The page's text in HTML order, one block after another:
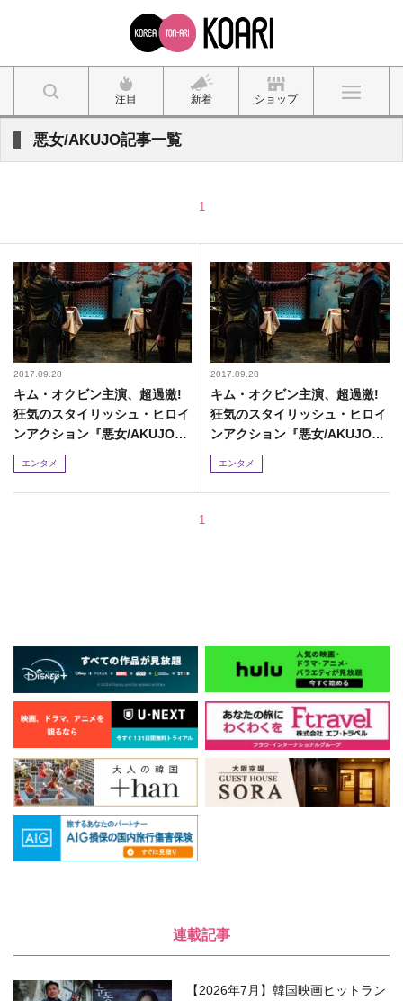
注目 新着 ショップ
悪女/AKUJO記事一覧
1
2017.09.28
キム・オクビン主​演、超過激!
狂気のスタイリッシュ・ヒロイ​
ンアクション『悪女/AKUJO』
日本公開​&邦題決定!
エンタメ
2017.09.28
キム・オクビン主​演、超過激!
狂気のスタイリッシュ・ヒロイ​
ンアクション『悪女/AKUJO』
日本公開​&邦題決定!
エンタメ
1
連載記事
【2026年7月】韓国映画ヒットラン